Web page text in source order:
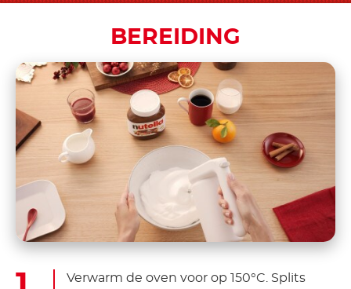
BEREIDING
Verwarm de oven voor op 150°C. Splits